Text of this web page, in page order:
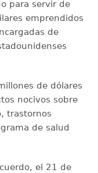
para servir de
emprendidos
de
de dólares
nocivos sobre
trastornos
de salud
el 21 de